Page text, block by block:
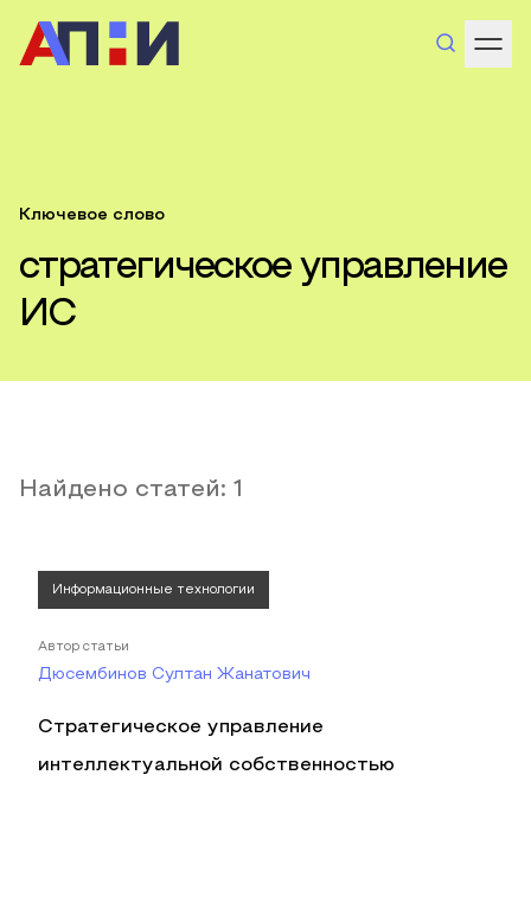
Ключевое слово
стратегическое управление
ИС
Найдено статей: 1
Информационные технологии
Автор статьи
Дюсембинов Султан Жанатович
Стратегическое управление
интеллектуальной собственностью